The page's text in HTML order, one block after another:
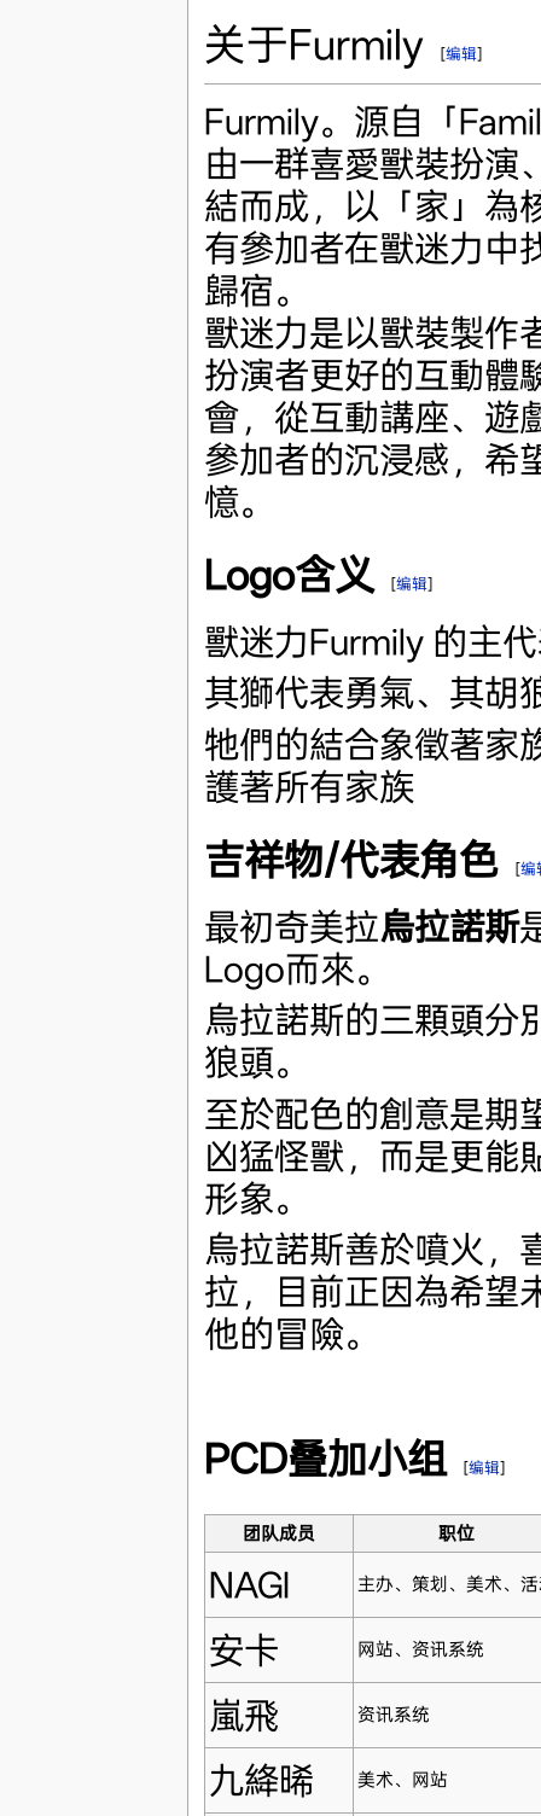
关于Furmily [编辑]
Furmily。源自「
由一群喜愛獸裝扮演
結而成，以「家」為
有參加者在獸迷力中
歸宿。
獸迷力是以獸裝製作
扮演者更好的互動體
會，從互動講座、遊
參加者的沉浸感，希
憶。
Logo含义 [编辑]
獸迷力Furmily 的主
其獅代表勇氣、其胡
牠們的結合象徵著家
護著所有家族
吉祥物/代表角色 [编
最初奇美拉烏拉諾斯
Logo而來。
烏拉諾斯的三顆頭分
狼頭。
至於配色的創意是期
凶猛怪獸，而是更能
形象。
烏拉諾斯善於噴火，
拉，目前正因為希望
他的冒險。
PCD叠加小组 [编辑]
团队成员 职位
NAGI 主办、策划、美术、
安卡 网站、资讯系统
嵐飛 资讯系统
九絳晞 美术、网站